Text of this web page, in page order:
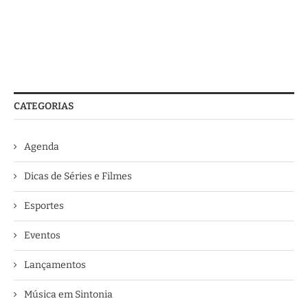
CATEGORIAS
Agenda
Dicas de Séries e Filmes
Esportes
Eventos
Lançamentos
Música em Sintonia